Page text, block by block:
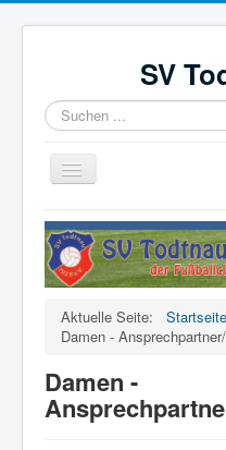
SV
Suchen
...
Navigation
an/aus
Startseite
News
Aktive
Förderverein
Aktuelle Seite: Startseite
Damen -
Damen -